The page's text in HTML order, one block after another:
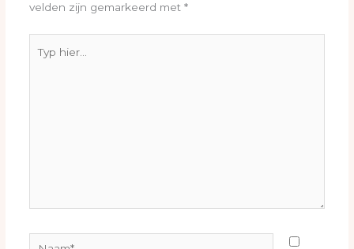
velden zijn gemarkeerd met *
hier...